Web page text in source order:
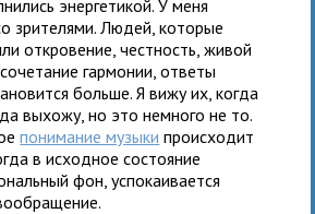
энергетикой. У меня
зрителями. Людей, которые
откровение, честность, живой
гармонии, ответы
больше. Я вижу их, когда
выхожу, но это немного не то.
понимание музыки происходит
в исходное состояние
фон, успокаивается